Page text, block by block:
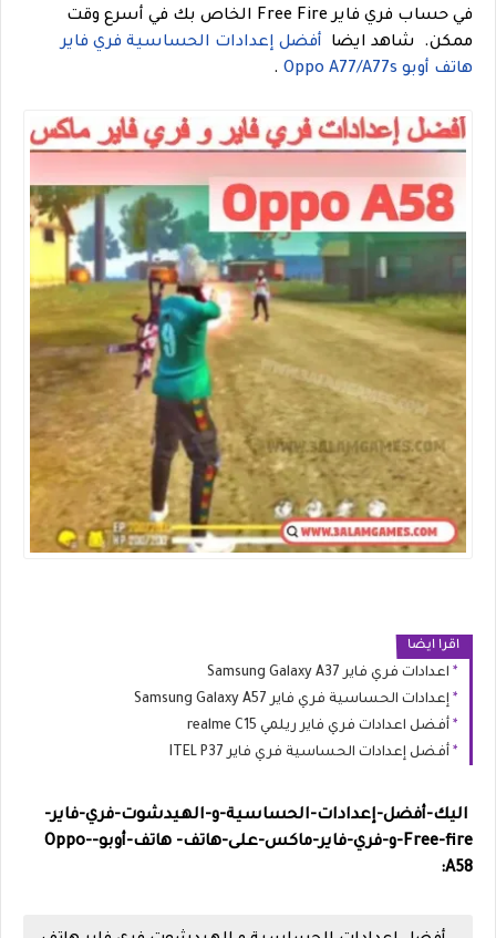
في حساب فري فاير Free Fire الخاص بك في أسرع وقت
ممكن.
شاهد ايضا
أفضل إعدادات الحساسية فري فاير
هاتف أوبو Oppo A77/A77s
.
اقرا ايضا
اعدادات فري فاير Samsung Galaxy A37
إعدادات الحساسية فري فاير Samsung Galaxy A57
أفضل اعدادات فري فاير ريلمي realme C15
أفضل إعدادات الحساسية فري فاير ITEL P37
اليك-أفضل-إعدادات-الحساسية-و-الهيدشوت-فري-فاير-
Free-fire-و-فري-فاير-ماكس-على-هاتف-
هاتف-أوبو-Oppo-
A58: